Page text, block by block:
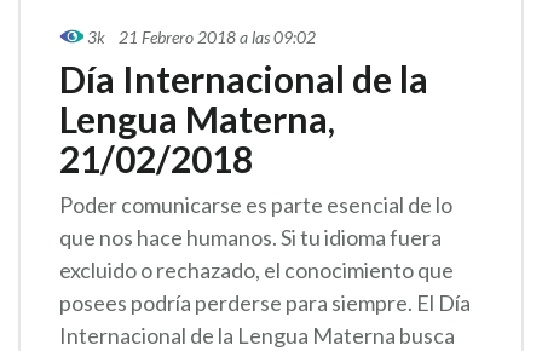
3k 21 Febrero 2018 a las 09:02
Día Internacional de la
Lengua Materna,
21/02/2018
Poder comunicarse es parte esencial de lo
que nos hace humanos. Si tu idioma fuera
excluido o rechazado, el conocimiento que
posees podría perderse para siempre. El Día
Internacional de la Lengua Materna busca